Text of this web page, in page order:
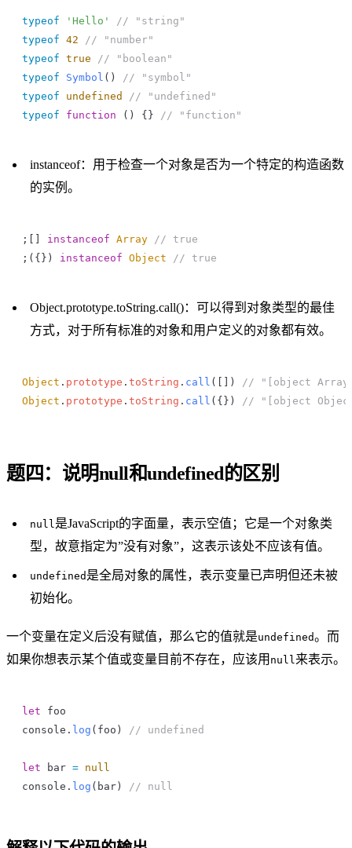
typeof 'Hello'
// "string"
typeof 42 // "number"
typeof true // "boolean"
typeof Symbol ()
// "symbol"
typeof undefined
// "undefined"
typeof function () {} // "function"
instanceof：用于检查一个对象是否为一个特定的构造函数
的实例。
;[] instanceof Array // true
;({}) instanceof Object // true
Object.prototype.toString.call()：可以得到对象类型的最佳
方式，对于所有标准的对象和用户定义的对象都有效。
Object . prototype . toString . call ([])
// "[object
Object . prototype . toString . call ({}) // "[object
题四：说明null和undefined的区别
null 是JavaScript的字面量，表示空值；它是一个对象类
型，故意指定为”没有对象”，这表示该处不应该有值。
undefined 是全局对象的属性，表示变量已声明但还未被
初始化。
一个变量在定义后没有赋值，那么它的值就是undefined。而
如果你想表示某个值或变量目前不存在，应该用 null 来表示。
let foo
console . log ( foo ) // undefined
let bar = null
console . log ( bar ) // null